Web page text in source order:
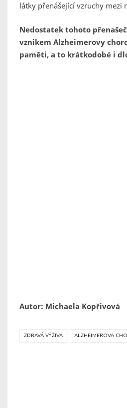
látky přenášející vzruchy mezi
Nedostatek tohoto
vznikem Alzheimerovy
paměti, a to krátkodobé i
Autor: Michaela Kopřivová
ZDRAVÁ VÝŽIVA ALZHEIMEROVA